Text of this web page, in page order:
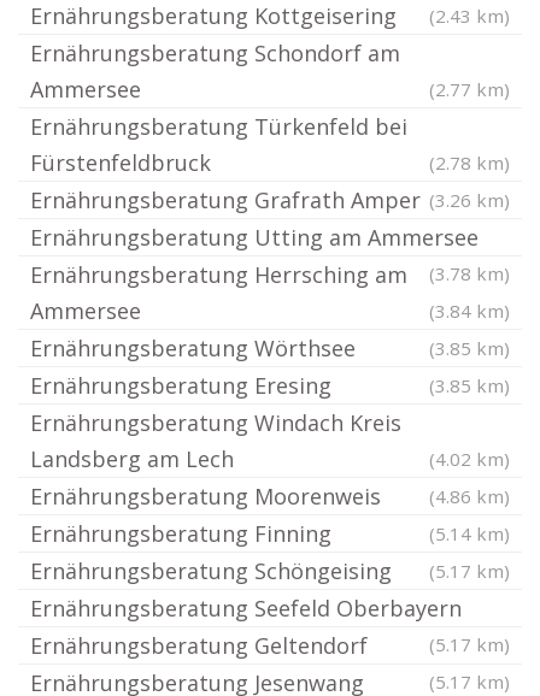
Ernährungsberatung Kottgeisering (2.43 km)
Ernährungsberatung Schondorf am
Ammersee
(2.77 km)
Ernährungsberatung Türkenfeld bei
Fürstenfeldbruck
(2.78 km)
Ernährungsberatung Grafrath Amper (3.26 km)
Ernährungsberatung Utting am Ammersee
(3.78 km)
Ernährungsberatung Herrsching am
Ammersee
(3.84 km)
Ernährungsberatung Wörthsee (3.85 km)
Ernährungsberatung Eresing (3.85 km)
Ernährungsberatung Windach Kreis
Landsberg am Lech
(4.02 km)
Ernährungsberatung Moorenweis (4.86 km)
Ernährungsberatung Finning (5.14 km)
Ernährungsberatung Schöngeising (5.17 km)
Ernährungsberatung Seefeld Oberbayern
(5.17 km)
Ernährungsberatung Geltendorf
(5.17 km)
Ernährungsberatung Jesenwang